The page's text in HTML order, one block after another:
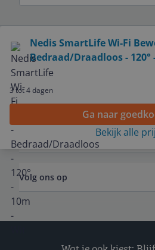
Nedis SmartLife Wi-Fi
Bedraad/Draadloos - 120°
3 tot 4 dagen
Ga naar
Bekijk alle
Service
Algemeen
Zakelijk
Volg ons op